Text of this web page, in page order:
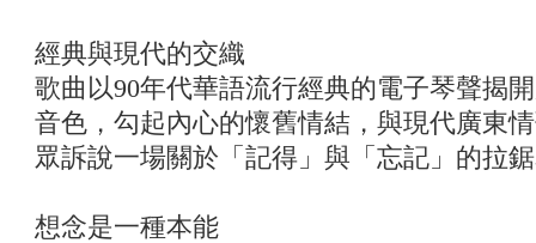
經典與現代的交織
歌曲以90年代華語流行經典的電子琴聲揭
音色，勾起內心的懷舊情結，與現代廣東
眾訴說一場關於「記得」與「忘記」的拉
想念是一種本能